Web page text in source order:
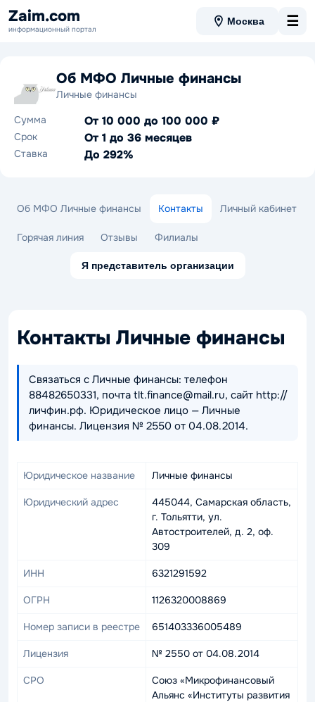
Zaim.com
информационный портал
Москва ☰
Об МФО Личные финансы
Личные финансы
Сумма
От 10 000 до 100 000 ₽
Срок От 1 до 36 месяцев
Ставка До 292%
Об МФО Личные финансы Контакты Личный кабинет
Горячая линия Отзывы Филиалы
Я представитель организации
Контакты Личные финансы
Связаться с Личные финансы: телефон
88482650331, почта tlt.finance@mail.ru, сайт http://
личфин.рф. Юридическое лицо — Личные
финансы. Лицензия № 2550 от 04.08.2014.
Юридическое название Личные финансы
Юридический адрес
445044, Самарская область,
г. Тольятти, ул.
Автостроителей, д. 2, оф.
309
ИНН 6321291592
ОГРН 1126320008869
Номер записи в реестре 651403336005489
Лицензия № 2550 от 04.08.2014
СРО
Союз «Микрофинансовый
Альянс «Институты развития